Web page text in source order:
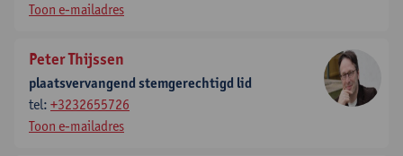
Toon e-mailadres
Peter Thijssen
plaatsvervangend stemgerechtigd lid
tel: +3232655726
Toon e-mailadres